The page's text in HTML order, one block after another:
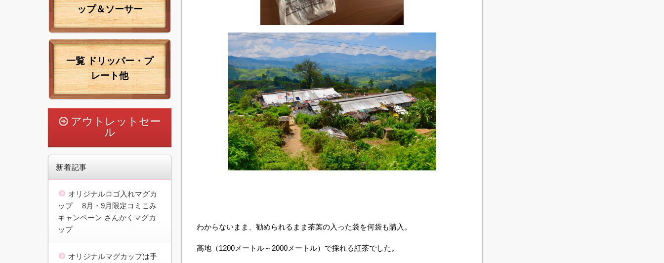
わからないまま、勧められるまま茶葉の入った袋を何袋も購入。
高地（1200メートル～2000メートル）で採れる紅茶でした。
ップ＆ソーサー
一覧 ドリッパー・プ
レート他
アウトレットセー
ル
新着記事
オリジナルロゴ入れマグカ
ップ 8月・9月限定コミこみ
キャンペーン さんかくマグカ
ップ
オリジナルマグカップは手